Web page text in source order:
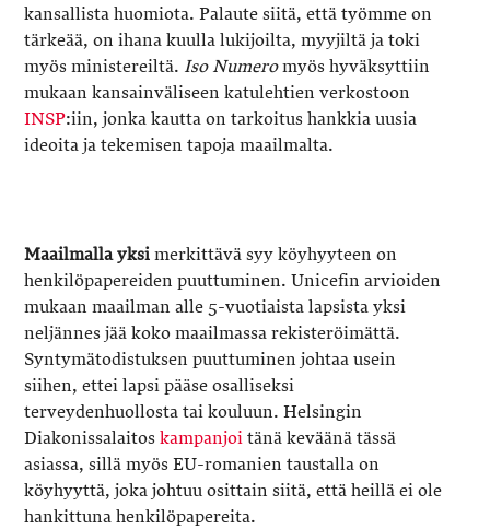
kansallista huomiota. Palaute siitä, että työmme on
tärkeää, on ihana kuulla lukijoilta, myyjiltä ja toki
myös ministereiltä. Iso Numeromyös hyväksyttiin
mukaan kansainväliseen katulehtien verkostoon
INSP:iin, jonka kautta on tarkoitus hankkia uusia
ideoita ja tekemisen tapoja maailmalta.
Maailmalla yksi merkittävä syy köyhyyteen on
henkilöpapereiden puuttuminen. Unicefin arvioiden
mukaan maailman alle 5-vuotiaista lapsista yksi
neljännes jää koko maailmassa rekisteröimättä.
Syntymätodistuksen puuttuminen johtaa usein
siihen, ettei lapsi pääse osalliseksi
terveydenhuollosta tai kouluun. Helsingin
Diakonissalaitoskampanjoi tänä keväänä tässä
asiassa, sillä myös EU-romanien taustalla on
köyhyyttä, joka johtuu osittain siitä, että heillä ei ole
hankittuna henkilöpapereita.